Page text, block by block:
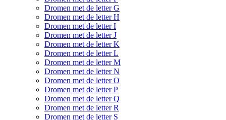
Dromen met de letter G
Dromen met de letter H
Dromen met de letter I
Dromen met de letter J
Dromen met de letter K
Dromen met de letter L
Dromen met de letter M
Dromen met de letter N
Dromen met de letter O
Dromen met de letter P
Dromen met de letter Q
Dromen met de letter R
Dromen met de letter S